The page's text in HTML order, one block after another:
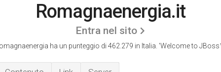
Romagnaenergia.it
Entra nel sito
ha un punteggio di 462.279 in Italia. 'Welcome to